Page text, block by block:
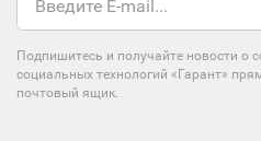
Подпишитесь и получайте новости о
социальных технологий «Гарант»
почтовый ящик.